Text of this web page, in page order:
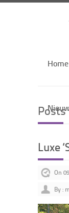
Home
Luxe
On
By :